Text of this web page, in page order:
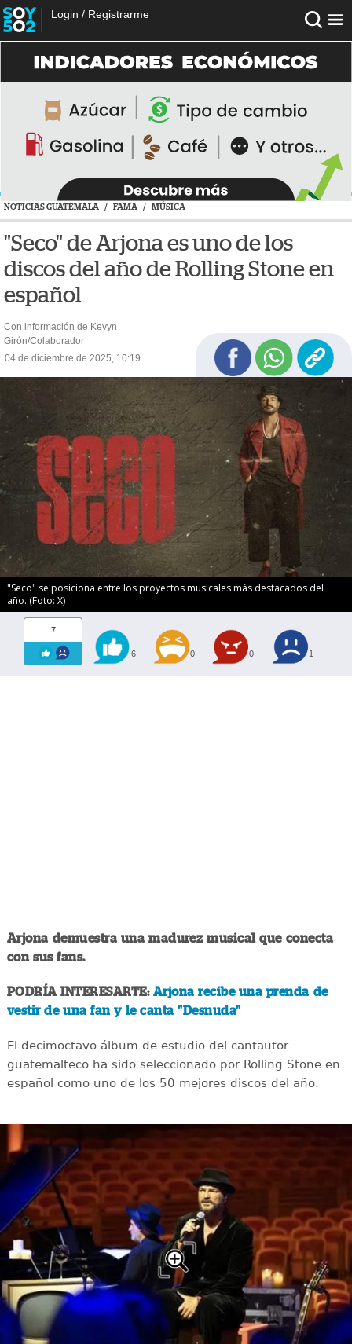
Login / Registrarme
NOTICIAS GUATEMALA / FAMA / MÚSICA
"Seco" de Arjona es uno de los
discos del año de Rolling Stone en
español
Con información de Kevyn
Girón/Colaborador
04 de diciembre de 2025, 10:19
"Seco" se posiciona entre los proyectos musicales más destacados del
año. (Foto: X)
7
6 0 0 1
Arjona demuestra una madurez musical que conecta
con sus fans.
PODRÍA INTERESARTE: Arjona recibe una prenda de
vestir de una fan y le canta "Desnuda"
El decimoctavo álbum de estudio del cantautor
guatemalteco ha sido seleccionado por Rolling Stone en
español como uno de los 50 mejores discos del año.